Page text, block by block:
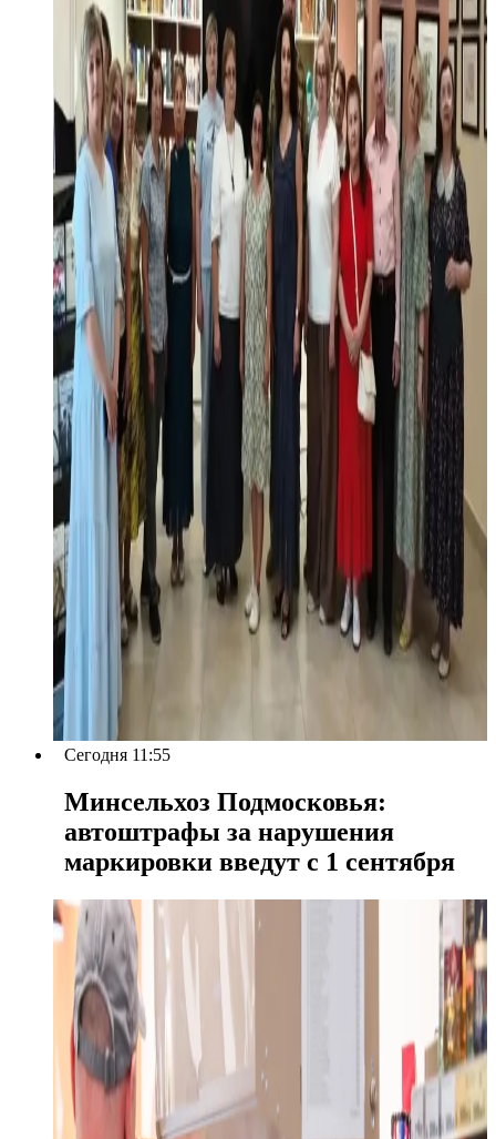
Сегодня 11:55
Минсельхоз Подмосковья:
автоштрафы за нарушения
маркировки введут с 1 сентября